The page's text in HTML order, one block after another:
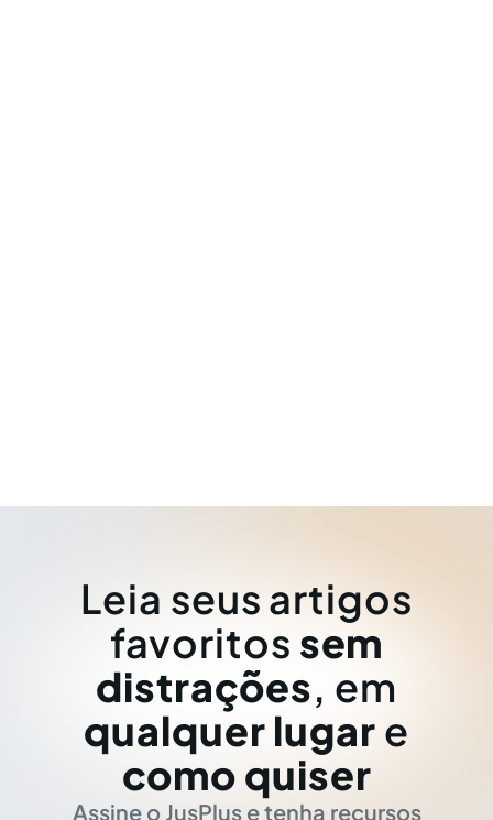
Leia seus artigos
favoritos sem
distrações, em
qualquer lugar e
como quiser
Assine o JusPlus e tenha recursos